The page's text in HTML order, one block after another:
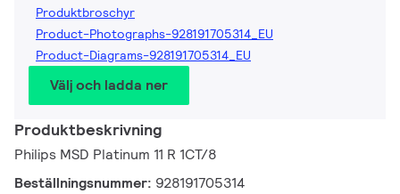
Produktbroschyr
Product-Photographs-928191705314_EU
Product-Diagrams-928191705314_EU
Välj och ladda ner
Produktbeskrivning
Philips MSD Platinum 11 R 1CT/8
Beställningsnummer: 928191705314